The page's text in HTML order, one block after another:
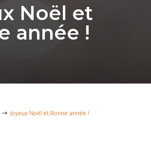
Noël et
année !
$ Joyeux Noël et Bonne année !